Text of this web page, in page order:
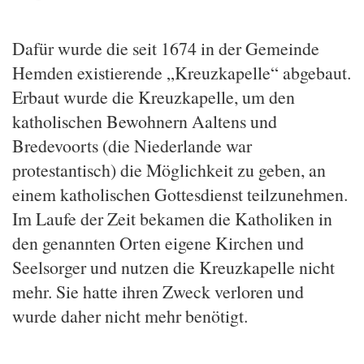
Dafür wurde die seit 1674 in der Gemeinde
Hemden existierende „Kreuzkapelle“ abgebaut.
Erbaut wurde die Kreuzkapelle, um den
katholischen Bewohnern Aaltens und
Bredevoorts (die Niederlande war
protestantisch) die Möglichkeit zu geben, an
einem katholischen Gottesdienst teilzunehmen.
Im Laufe der Zeit bekamen die Katholiken in
den genannten Orten eigene Kirchen und
Seelsorger und nutzen die Kreuzkapelle nicht
mehr. Sie hatte ihren Zweck verloren und
wurde daher nicht mehr benötigt.